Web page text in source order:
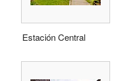
Estación Central